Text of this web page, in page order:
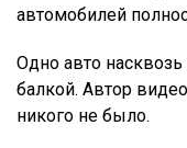
автомобилей
Одно авто
балкой. Автор
никого не было.